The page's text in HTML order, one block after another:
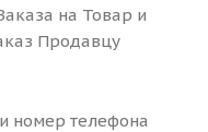
на Товар и
Продавцу
номер телефона